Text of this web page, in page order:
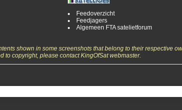
Feedoverzicht
Feedjagers
Algemeen FTA satelietforum
shown in some screenshots that belong to their respective
copyright, please contact KingOfSat webmaster.